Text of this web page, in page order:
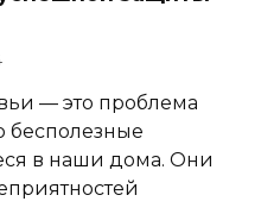
— это проблема
бесполезные
в наши дома. Они